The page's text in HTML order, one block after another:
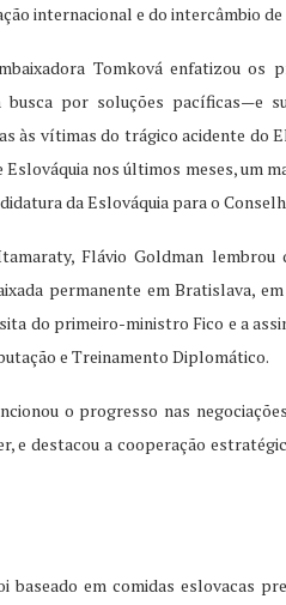
internacional e do intercâmbio
Tomková enfatizou os
por soluções pacíficas—e
às vítimas do trágico acidente do
Eslováquia nos últimos meses, um
da Eslováquia para o
Flávio Goldman
permanente em Bratislava,
do primeiro-ministro Fico e a
e Treinamento Diplomático.
o progresso nas
e destacou a cooperação
baseado em comidas eslovacas